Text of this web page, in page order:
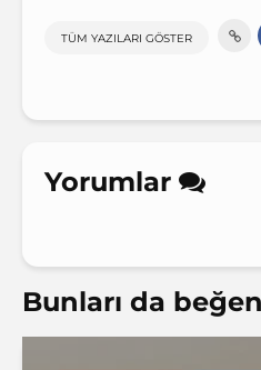
TÜM YAZILARI GÖSTER
Yorumlar
Bunları da